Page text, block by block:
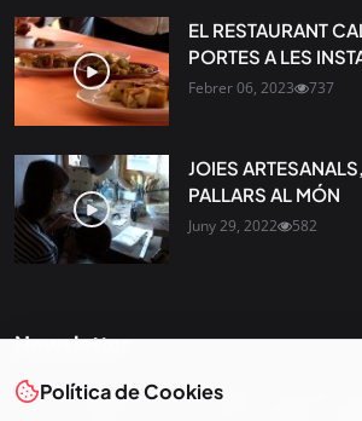
EL RESTAURANT
PORTES A LES
Febrer 06, 2023 737
JOIES
PALLARS AL MÓN
Juny 29, 2022 582
Newsletter
Tota l’actualitat, seleccionada i enviada
Política de Cookies